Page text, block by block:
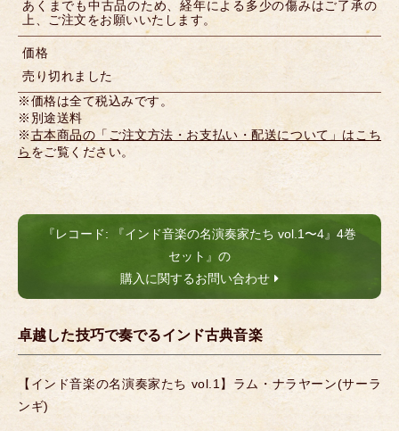
あくまでも中古品のため、経年による多少の傷みはご了承の
上、ご注文をお願いいたします。
価格
売り切れました
※価格は全て税込みです。
※別途送料
※古本商品の「ご注文方法・お支払い・配送について」はこち
ら をご覧ください。
『レコード: 『インド音楽の名演奏家たち vol.1〜4』4巻
セット』の
購入に関するお問い合わせ
卓越した技巧で奏でるインド古典音楽
【インド音楽の名演奏家たち vol.1】ラム・ナラヤーン(サーラ
ンギ)